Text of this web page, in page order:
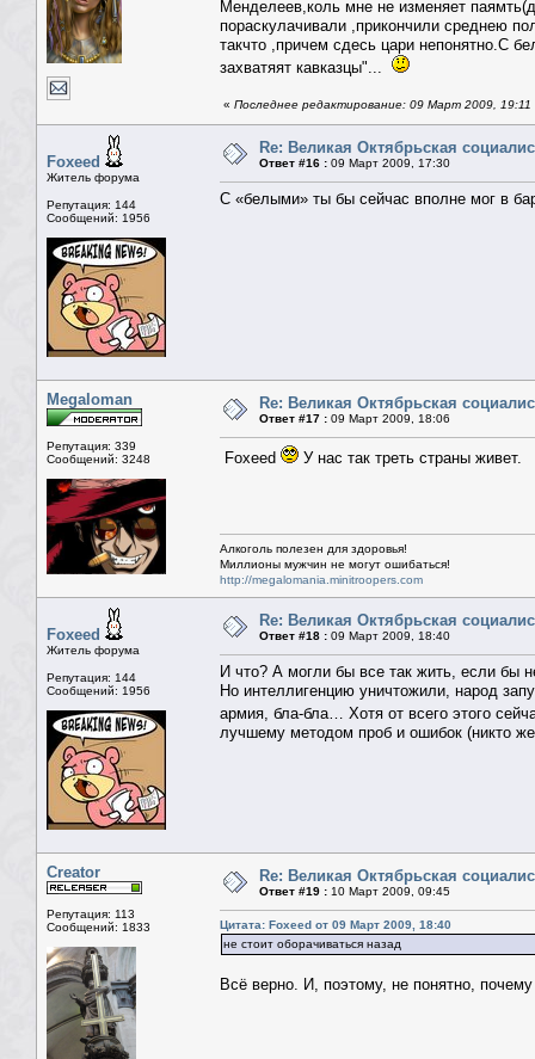
Менделеев,коль мне не изменяет
пораскулачивали ,прикончили среднею
такчто ,причем сдесь цари непонятно.С
захватяят кавказцы"...
« Последнее редактирование: 09 Март 2009, 19:11
Foxeed
Житель форума
Репутация: 144
Сообщений: 1956
Re: Великая Октябрьская
Ответ #16 : 09 Март 2009, 17:30
С «белыми» ты бы сейчас вполне мог в
Megaloman
Репутация: 339
Сообщений: 3248
Re: Великая Октябрьская
Ответ #17 : 09 Март 2009, 18:06
Foxeed У нас так треть страны живет.
Алкоголь полезен для здоровья!
Миллионы мужчин не могут ошибаться!
http://megalomania.minitroopers.com
Foxeed
Житель форума
Репутация: 144
Сообщений: 1956
Re: Великая Октябрьская
Ответ #18 : 09 Март 2009, 18:40
И что? А могли бы все так жить, если бы
Но интеллигенцию уничтожили, народ
армия, бла-бла… Хотя от всего этого
лучшему методом проб и ошибок (никто же
Creator
Репутация: 113
Сообщений: 1833
Re: Великая Октябрьская
Ответ #19 : 10 Март 2009, 09:45
Цитата: Foxeed от 09 Март 2009, 18:40
не стоит оборачиваться назад
Всё верно. И, поэтому, не понятно,